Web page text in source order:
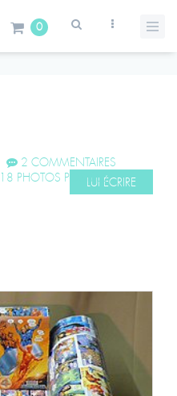
0
2 COMMENTAIRES
18 PHOTOS POSTÉESLUI ÉCRIRE